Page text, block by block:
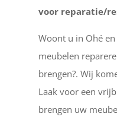
voor reparatie/
Woont u in Ohé
meubelen
brengen?. Wij
Laak voor een
brengen uw